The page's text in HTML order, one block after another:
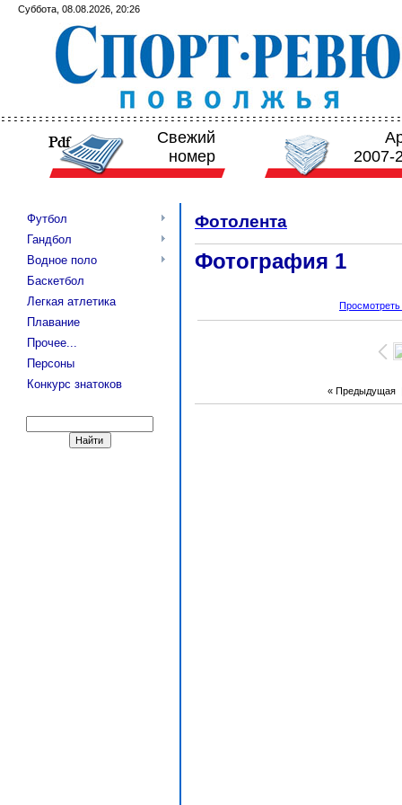
Суббота, 08.08.2026, 20:26
Свежий
номер
2007-
Футбол
Гандбол
Водное поло
Баскетбол
Легкая атлетика
Плавание
Прочее...
Персоны
Конкурс знатоков
Фотолента
Фотография 1
« Предыдущая